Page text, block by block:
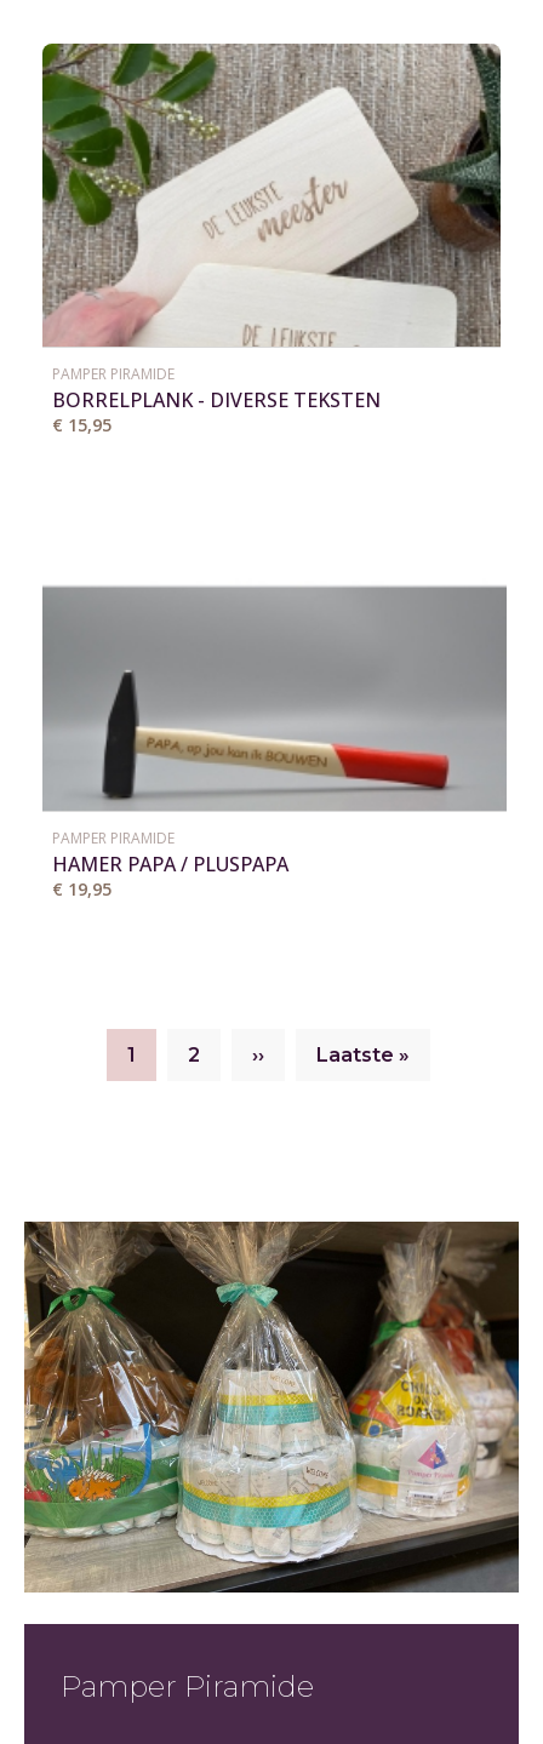
PAMPER PIRAMIDE
BORRELPLANK - DIVERSE TEKSTEN
€ 15,95
PAMPER PIRAMIDE
HAMER PAPA / PLUSPAPA
€ 19,95
Paginatie
Huidige
pagina
1 Page
2
Volgende
››
Laatste
Laatste »
Pamper Piramide